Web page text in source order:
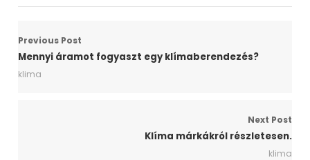
Previous Post
Mennyi áramot fogyaszt egy klímaberendezés?
klima
Next Post
Klíma márkákról részletesen.
klima